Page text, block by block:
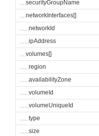
␣␣securityGroupName
␣␣networkInterfaces[]
␣␣␣networkId
␣␣␣ipAddress
␣␣volumes[]
␣␣␣region
␣␣␣availabilityZone
␣␣␣volumeId
␣␣␣volumeUniqueId
␣␣␣type
␣␣␣size